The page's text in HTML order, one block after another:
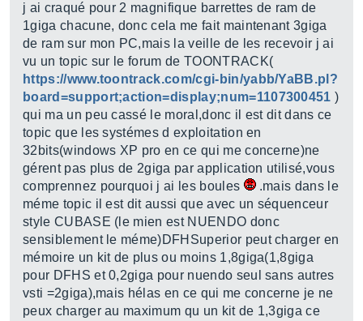
j ai craqué pour 2 magnifique barrettes de ram de
1giga chacune, donc cela me fait maintenant 3giga
de ram sur mon PC,mais la veille de les recevoir j ai
vu un topic sur le forum de TOONTRACK(
https://www.toontrack.com/cgi-bin/yabb/YaBB.pl?
board=support;action=display;num=1107300451 )
qui ma un peu cassé le moral,donc il est dit dans ce
topic que les systémes d exploitation en
32bits(windows XP pro en ce qui me concerne)ne
gérent pas plus de 2giga par application utilisé,vous
comprennez pourquoi j ai les boules
.mais dans le
méme topic il est dit aussi que avec un séquenceur
style CUBASE (le mien est NUENDO donc
sensiblement le méme)DFHSuperior peut charger en
mémoire un kit de plus ou moins 1,8giga(1,8giga
pour DFHS et 0,2giga pour nuendo seul sans autres
vsti =2giga),mais hélas en ce qui me concerne je ne
peux charger au maximum qu un kit de 1,3giga ce